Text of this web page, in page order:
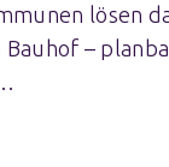
lösen
Bauhof –